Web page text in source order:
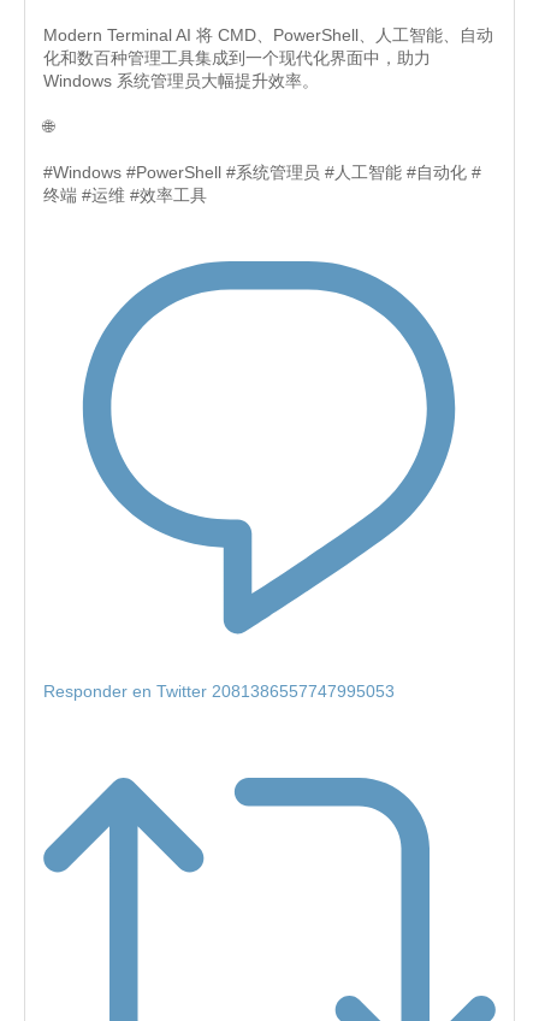
Modern Terminal AI 将 CMD、PowerShell、人工智能、自动
化和数百种管理工具集成到一个现代化界面中，助力
Windows 系统管理员大幅提升效率。
🌐
#Windows #PowerShell #系统管理员 #人工智能 #自动化 #
终端 #运维 #效率工具
Responder en Twitter 2081386557747995053